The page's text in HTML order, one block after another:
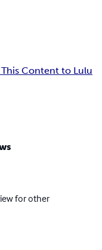
Content to Lulu
for other